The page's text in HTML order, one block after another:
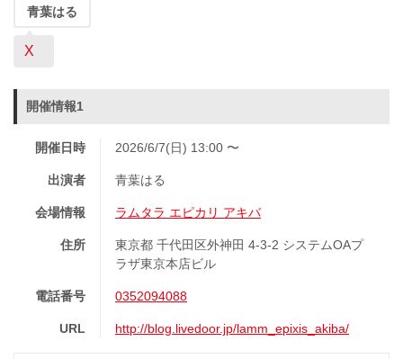
青葉はる
X
開催情報1
開催日時 2026/6/7(日) 13:00 〜
出演者 青葉はる
会場情報 ラムタラ エピカリ アキバ
住所
東京都 千代田区外神田 4-3-2 システムOAプ
ラザ東京本店ビル
電話番号 0352094088
URL http://blog.livedoor.jp/lamm_epixis_akiba/